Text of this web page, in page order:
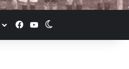
Facebook
YouTube